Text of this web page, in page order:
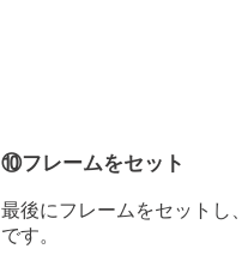
⑩フレームをセット
最後にフレームをセットし
です。